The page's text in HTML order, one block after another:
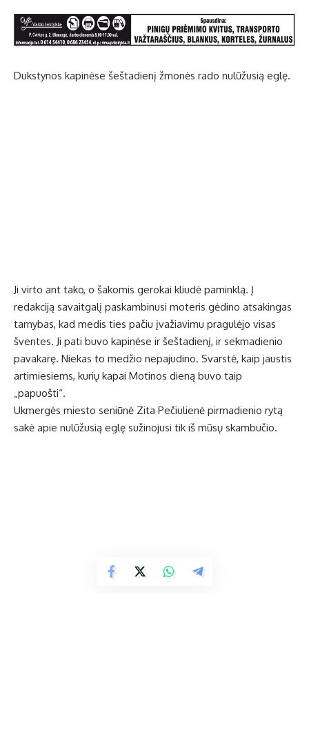
Dukstynos kapinėse šeštadienį žmonės rado nulūžusią eglę.
Ji virto ant tako, o šakomis gerokai kliudė paminklą. Į
redakciją savaitgalį paskambinusi moteris gėdino atsakingas
tarnybas, kad medis ties pačiu įvažiavimu pragulėjo visas
šventes. Ji pati buvo kapinėse ir šeštadienį, ir sekmadienio
pavakarę. Niekas to medžio nepajudino. Svarstė, kaip jaustis
artimiesiems, kurių kapai Motinos dieną buvo taip
„papuošti“.
Ukmergės miesto seniūnė Zita Pečiulienė pirmadienio rytą
sakė apie nulūžusią eglę sužinojusi tik iš mūsų skambučio.